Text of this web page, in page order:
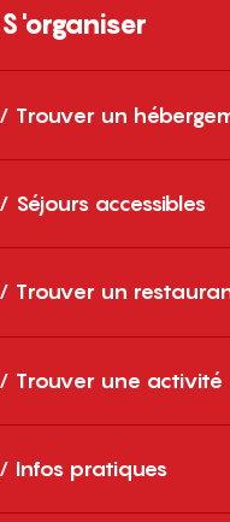
S'organiser
Trouver un
Séjours accessibles
Trouver un
Trouver une activité
Infos pratiques
?